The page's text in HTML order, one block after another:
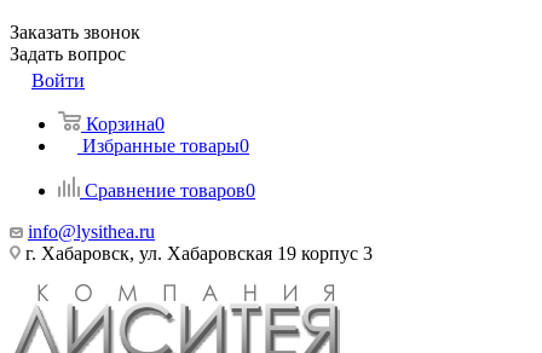
Заказать звонок
Задать вопрос
Войти
Корзина0
Избранные товары0
Сравнение товаров0
info@lysithea.ru
г. Хабаровск, ул. Хабаровская 19 корпус 3